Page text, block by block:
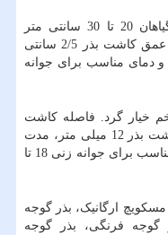
آموزش کاشت تخم ذرت: فاصله بین گیاهان 20 تا 30 سانتی متر
فاصله بین ردیف کاشت 90 سانتی متر. عمق کاشت بذر 2/5 سانتی
زمان جوانه زنی 10 تا 14 روز و دمای مناسب برای جوانه
تخم خیار گرد. فاصله کاشت
بین گیاهان 50 تا 70 سانتی متر، عمق کاشت بذر 12 میلی متر، مدت
زمان جوانه زنی یک تا دو هفته، و دمای مناسب برای جوانه زنی 18 تا
ارگانیک، بذر گوجه
گوجه فرنگی، بذر گوجه